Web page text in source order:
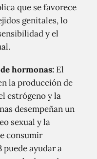
que se favorece
genitales, lo
y el
hormonas: El
la producción de
estrógeno y la
desempeñan un
sexual y la
consumir
puede ayudar a